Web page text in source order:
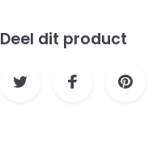
Deel dit product